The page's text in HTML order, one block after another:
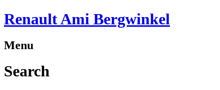
Renault Ami Bergwinkel
Menu
Search